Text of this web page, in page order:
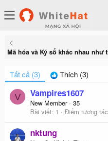
Tất cả (3) Thích (3)
V Vampires1607
New Member · 35
Bài viết 1 Điểm tương tác
nktung